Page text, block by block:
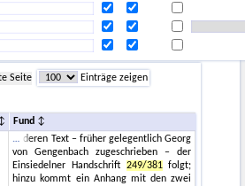
Seite
Einträge zeigen
Fund
deren Text – früher gelegentlich Georg
von Gengenbach zugeschrieben – der
Einsiedelner Handschrift 249/381folgt;
hinzu kommt ein Anhang mit den zwei